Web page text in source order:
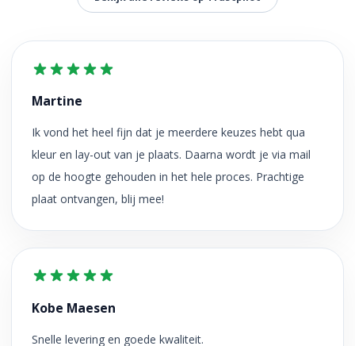
Martine
Ik vond het heel fijn dat je meerdere keuzes hebt qua
kleur en lay-out van je plaats. Daarna wordt je via mail
op de hoogte gehouden in het hele proces. Prachtige
plaat ontvangen, blij mee!
Kobe Maesen
Snelle levering en goede kwaliteit.